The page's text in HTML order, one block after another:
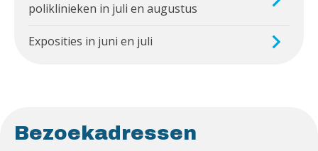
poliklinieken in juli en augustus
Exposities in juni en juli
Bezoekadressen